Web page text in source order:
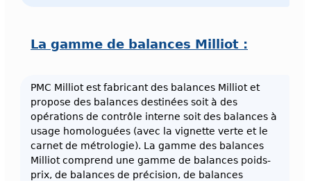
La gamme de balances Milliot :
PMC Milliot est fabricant des balances Milliot et
propose des balances destinées soit à des
opérations de contrôle interne soit des balances à
usage homologuées (avec la vignette verte et le
carnet de métrologie). La gamme des balances
Milliot comprend une gamme de balances poids-
prix, de balances de précision, de balances